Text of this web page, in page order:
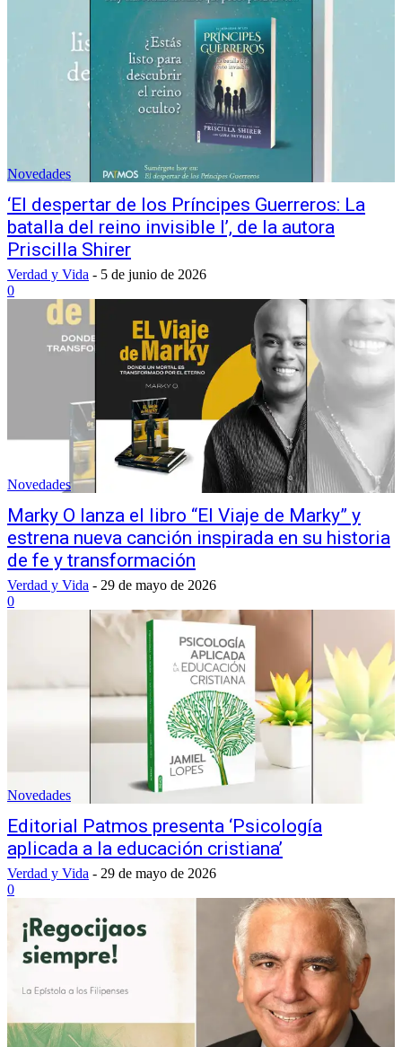
Novedades
‘El despertar de los Príncipes Guerreros: La
batalla del reino invisible I’, de la autora
Priscilla Shirer
Verdad y Vida - 5 de junio de 2026
0
Novedades
Marky O lanza el libro “El Viaje de Marky” y
estrena nueva canción inspirada en su historia
de fe y transformación
Verdad y Vida - 29 de mayo de 2026
0
Novedades
Editorial Patmos presenta ‘Psicología
aplicada a la educación cristiana’
Verdad y Vida - 29 de mayo de 2026
0